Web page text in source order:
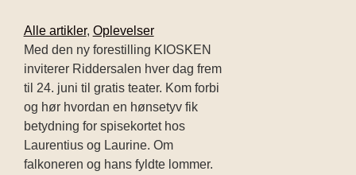
Alle artikler, Oplevelser
Med den ny forestilling KIOSKEN
inviterer Riddersalen hver dag frem
til 24. juni til gratis teater. Kom forbi
og hør hvordan en hønsetyv fik
betydning for spisekortet hos
Laurentius og Laurine. Om
falkoneren og hans fyldte lommer.